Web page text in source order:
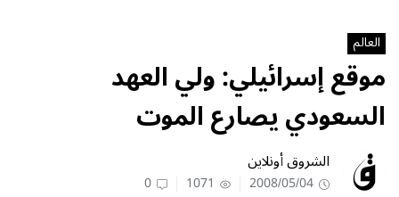
العالم
موقع إسرائيلي: ولي العهد
السعودي يصارع الموت
الشروق أونلاين
2008/05/04
1071
0